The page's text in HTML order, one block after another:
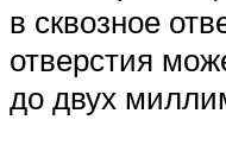
в сквозное
отверстия
до двух